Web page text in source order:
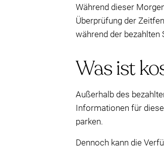
Während dieser
Überprüfung der
während der bezahlten
Was ist
Außerhalb des
Informationen für
parken.
Dennoch kann die